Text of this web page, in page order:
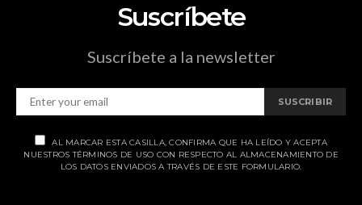
Suscríbete
Suscríbete a la newsletter
SUSCRIBIR
AL MARCAR ESTA CASILLA, CONFIRMA QUE HA LEÍDO Y ACEPTA
NUESTROS TÉRMINOS DE USO CON RESPECTO AL ALMACENAMIENTO DE
LOS DATOS ENVIADOS A TRAVÉS DE ESTE FORMULARIO.